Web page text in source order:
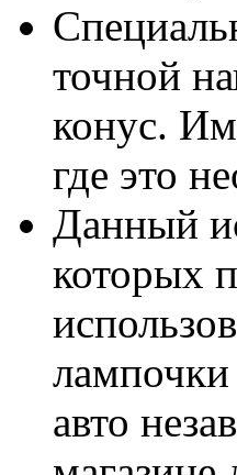
точной
конус.
где это
Данный
которых
лампочки
авто